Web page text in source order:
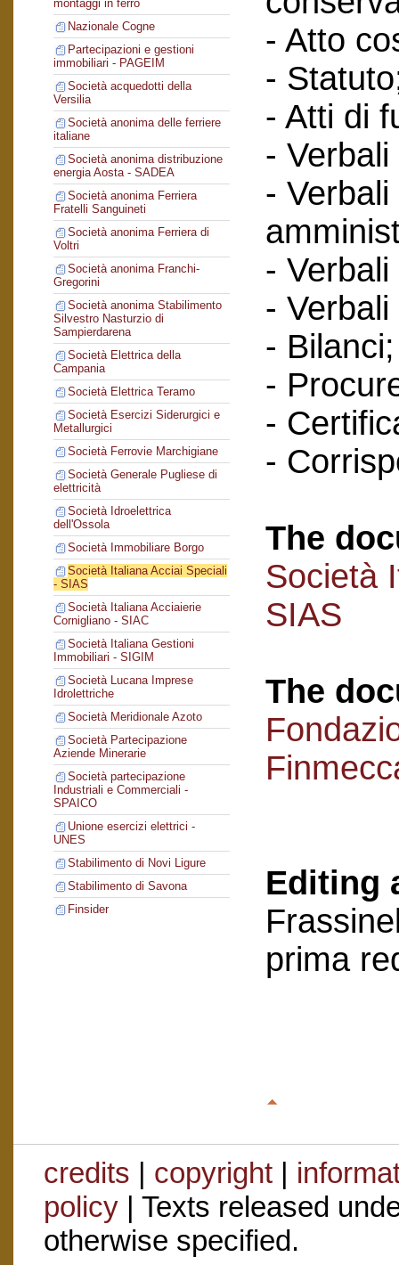
montaggi in ferro
Nazionale Cogne
Partecipazioni e gestioni
immobiliari - PAGEIM
Società acquedotti della
Versilia
Società anonima delle ferriere
italiane
Società anonima distribuzione
energia Aosta - SADEA
Società anonima Ferriera
Fratelli Sanguineti
Società anonima Ferriera di
Voltri
Società anonima Franchi-
Gregorini
Società anonima Stabilimento
Silvestro Nasturzio di
Sampierdarena
Società Elettrica della
Campania
Società Elettrica Teramo
Società Esercizi Siderurgici e
Metallurgici
Società Ferrovie Marchigiane
Società Generale Pugliese di
elettricità
Società Idroelettrica
dell'Ossola
Società Immobiliare Borgo
Società Italiana Acciai Speciali
- SIAS
Società Italiana Acciaierie
Cornigliano - SIAC
Società Italiana Gestioni
Immobiliari - SIGIM
Società Lucana Imprese
Idrolettriche
Società Meridionale Azoto
Società Partecipazione
Aziende Minerarie
Società partecipazione
Industriali e Commerciali -
SPAICO
Unione esercizi elettrici -
UNES
Stabilimento di Novi Ligure
Stabilimento di Savona
Finsider
- Atto
-
- Atti di
- Verbali
-
-
-
- Bilanci;
-
-
-
The
Società
SIAS
The
Editing
prima
credits | copyright|
policy| Texts released
otherwise specified.